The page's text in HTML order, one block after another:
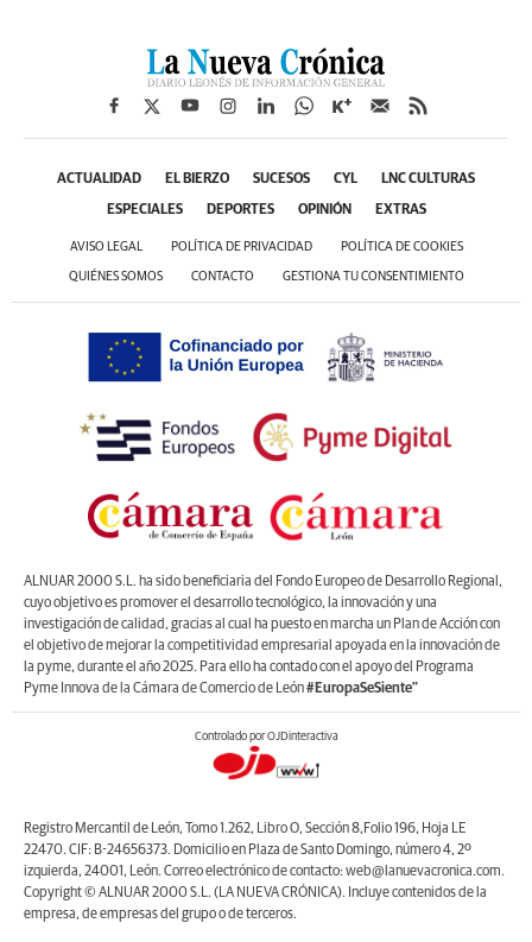
ACTUALIDAD EL BIERZO SUCESOS CYL LNC CULTURAS
ESPECIALES DEPORTES OPINIÓN EXTRAS
AVISO LEGAL POLÍTICA DE PRIVACIDAD POLÍTICA DE COOKIES
QUIÉNES SOMOS CONTACTO GESTIONA TU CONSENTIMIENTO
ALNUAR 2000 S.L. ha sido beneficiaria del Fondo Europeo de Desarrollo Regional,
cuyo objetivo es promover el desarrollo tecnológico, la innovación y una
investigación de calidad, gracias al cual ha puesto en marcha un Plan de Acción con
el objetivo de mejorar la competitividad empresarial apoyada en la innovación de
la pyme, durante el año 2025. Para ello ha contado con el apoyo del Programa
Pyme Innova de la Cámara de Comercio de León#EuropaSeSiente”
Controlado por OJDinteractiva
Registro Mercantil de León, Tomo 1.262, Libro O, Sección 8,Folio 196, Hoja LE
22470. CIF: B-24656373. Domicilio en Plaza de Santo Domingo, número 4, 2º
izquierda, 24001, León. Correo electrónico de contacto: web@lanuevacronica.com.
Copyright © ALNUAR 2000 S.L. (LA NUEVA CRÓNICA). Incluye contenidos de la
empresa, de empresas del grupo o de terceros.